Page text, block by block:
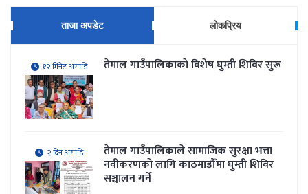
ताजा अपडेट लोकप्रिय
१२ मिनेट अगाडि तेमाल गाउँपालिकाकाे विशेष घुम्ती शिविर सुरू
२ दिन अगाडि तेमाल गाउँपालिकाले सामाजिक सुरक्षा भत्ता
नवीकरणकाे लागि काठमाडौँमा घुम्ती शिविर
सञ्चालन गर्ने